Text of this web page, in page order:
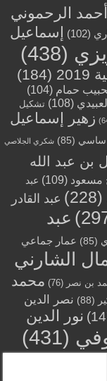
أحمد الرحموني
(102)
إسماعيل
(438)
(184)
حمام (104)
(108)
تشكيل
زهير إسماعيل
ساسي (85) شكري الجلاصي
بن عبد الله
مسعود (109)
عبد
(228)
عبد القادر
عبد
(85)
عمار جماعي
الشارني
بن نصر (76)
محمد
(88)
نصر الدين
نور الدين
(431)